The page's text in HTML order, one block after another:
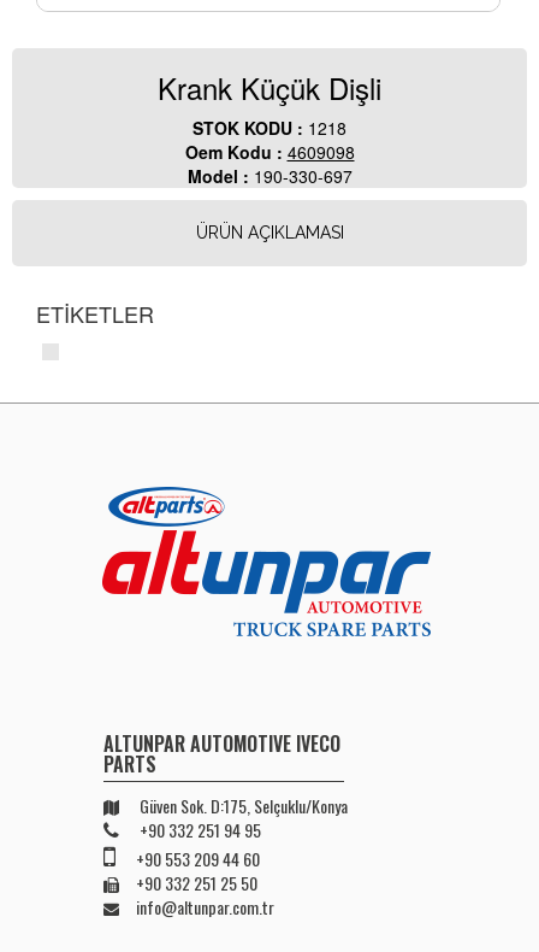
Krank Küçük Dişli
STOK KODU : 1218
Oem Kodu : 4609098
Model : 190-330-697
ÜRÜN AÇIKLAMASI
ETİKETLER
ALTUNPAR AUTOMOTIVE IVECO
PARTS
Güven Sok. D:175, Selçuklu/Konya
+90 332 251 94 95
+90 553 209 44 60
+90 332 251 25 50
info@altunpar.com.tr